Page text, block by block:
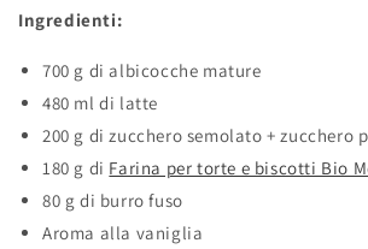
Ingredienti:
700 g di albicocche mature
480 ml di latte
200 g di zucchero semolato + zucchero
180 g di Farina per torte e biscotti Bio
80 g di burro fuso
Aroma alla vaniglia